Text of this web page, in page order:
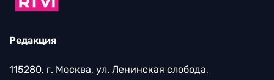
Редакция
115280, г. Москва, ул. Ленинская слобода,